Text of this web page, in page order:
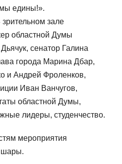
мы едины!».
зале
областной Думы
сенатор Галина
города Марина Дбар,
и Андрей Фроленков,
Иван Ванчугов,
областной Думы,
лидеры, студенчество.
мероприятия
шары.